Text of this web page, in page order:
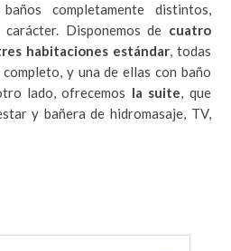
completamente distintos,
Disponemos de cuatro
habitaciones estándar, todas
y una de ellas con baño
lado, ofrecemos la suite, que
y bañera de hidromasaje, TV,